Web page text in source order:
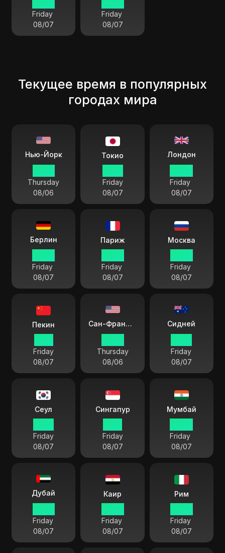
Friday
08/07
Friday
08/07
Текущее время в популярных
городах мира
Нью-Йорк
Thursday
08/06
Токио
Friday
08/07
Лондон
Friday
08/07
Берлин
Friday
08/07
Париж
Friday
08/07
Москва
Friday
08/07
Пекин
Friday
08/07
Сан-Франциско
Thursday
08/06
Сидней
Friday
08/07
Сеул
Friday
08/07
Сингапур
Friday
08/07
Мумбай
Friday
08/07
Дубай
Friday
08/07
Каир
Friday
08/07
Рим
Friday
08/07